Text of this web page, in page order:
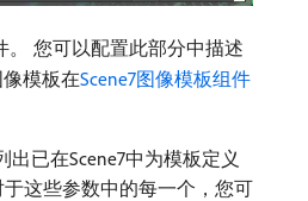
您可以配置此部分中描述
像模板在Scene7图像模板组件
出已在Scene7中为模板定义
这些参数中的每一个，您可